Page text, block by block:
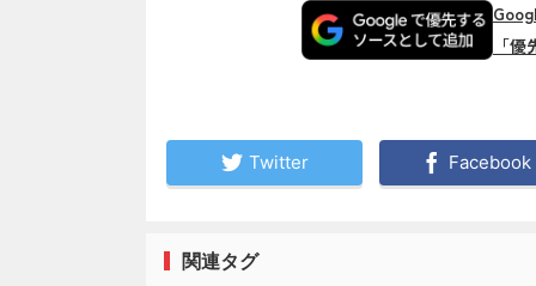
「
Twitter Facebook
関連タグ